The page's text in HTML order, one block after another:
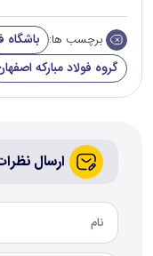
برچسب ها: باشگاه
گروه فولاد مبارکه
ارسال